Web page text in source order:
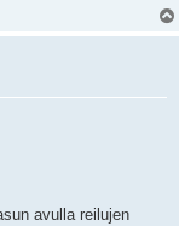
avulla reilujen